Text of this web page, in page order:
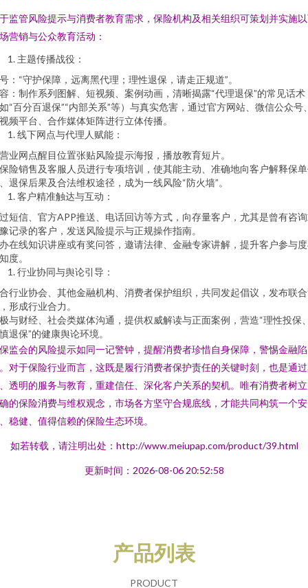
监管风险提示与消费者教育需求，保险机构及相关组织可策划并实施
营销与公众教育活动：
主题传播战役：
：“守护保障，远离黑代理；理性退保，请走正规道”。
：制作系列图解、短视频、案例动画，清晰揭露“代理退保”的常见话术
“百分百退保”“内部关系”等）与真实危害，通过官方网站、微信公众号
频平台、合作媒体矩阵进行立体传播。
线下网点与代理人赋能：
业网点醒目位置张贴风险提示海报，播放教育短片。
险销售及客服人员进行专项培训，使其能主动、准确地向客户解释保
退保后果及合法维权途径，成为一线风险“防火墙”。
客户精准触达与互动：
短信、官方APP推送、电话回访等方式，向存量客户，尤其是曾有咨
记录的客户，发送风险提示与正规操作指南。
在线知识讲座或有奖问答，邀请法律、金融专家讲解，提升客户参与
度。
行业协同与舆论引导：
行业协会、其他金融机构、消费者保护组织，共同发起倡议，发布联
形成行业合力。
与财经、社会类媒体沟通，提供权威解读与正面案例，营造“理性投保
退保”的健康舆论环境。
监会的风险提示如同一记警钟，提醒消费者珍惜自身保障，警惕金融陷
对于保险行业而言，这既是履行消费者保护责任的关键时刻，也是通
透明的服务与教育，重建信任、深化客户关系的契机。唯有消费者树
的保险消费与维权观念，市场各方坚守合规底线，才能共同构筑一个安
稳健、值得信赖的保险生态环境。
如若转载，请注明出处：http://www.meiupap.com/product/39.html
更新时间：2026-08-06 20:52:58
产品列表
PRODUCT